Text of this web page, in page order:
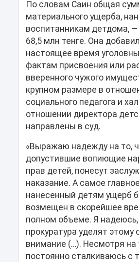
По словам Саин общая
материального ущерба,
воспитанникам детдома, —
68,5 млн тенге. Она
настоящее время
фактам присвоения или
вверенного чужого
крупном размере в
социального педагога и
отношении директора
направлены в суд.
«Выражаю надежду на то,
допустившие вопиющие
прав детей, понесут
наказание. А самое
нанесенный детям ущерб
возмещен в скорейшее
полном объеме. Я надеюсь,
прокуратура уделят этому
внимание (…). Несмотря на
постоянно сталкиваюсь с